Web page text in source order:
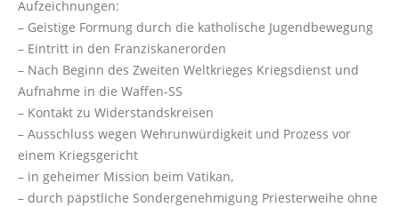
Aufzeichnungen:
– Geistige Formung durch die katholische Jugendbewegung
– Eintritt in den Franziskanerorden
– Nach Beginn des Zweiten Weltkrieges Kriegsdienst und
Aufnahme in die Waffen-SS
– Kontakt zu Widerstandskreisen
– Ausschluss wegen Wehrunwürdigkeit und Prozess vor
einem Kriegsgericht
– in geheimer Mission beim Vatikan,
– durch päpstliche Sondergenehmigung Priesterweihe ohne